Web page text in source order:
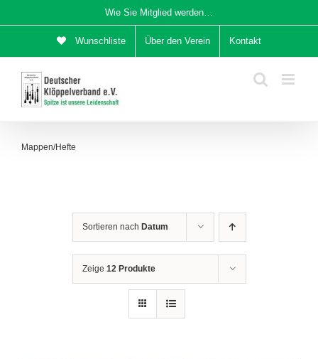
Inhalt
Wie Sie Mitglied werden…
Wunschliste Über den Verein Kontakt
Mappen/Hefte
Sortieren nach Datum
Zeige 12 Produkte